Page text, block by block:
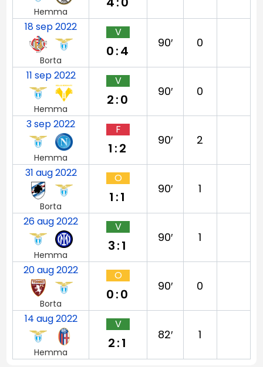
Hemma
18 sep 2022
Borta
V
0:4
90′ 0
11 sep 2022
Hemma
V
2:0
90′ 0
3 sep 2022
Hemma
F
1:2
90′ 2
31 aug 2022
Borta
O
1:1
90′ 1
26 aug 2022
Hemma
V
3:1
90′ 1
20 aug 2022
Borta
O
0:0
90′ 0
14 aug 2022
Hemma
V
2:1
82′ 1